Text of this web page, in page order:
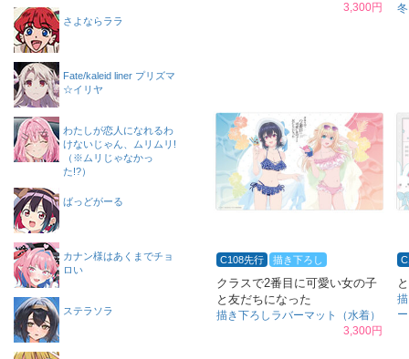
3,300円
C108先行 描き下ろし
クラスで2番目に可愛い女の子
と友だちになった
描き下ろしラバーマット（水着）
3,300円
さよならララ
Fate/kaleid liner プリズマ
☆イリヤ
わたしが恋人になれるわ
けないじゃん、ムリムリ!
（※ムリじゃなかっ
た!?）
ばっどがーる
カナン様はあくまでチョ
ロい
ステラソラ